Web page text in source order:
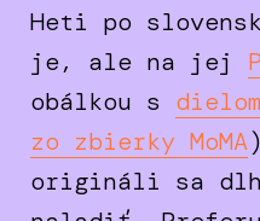
Heti po
je, ale na jej
obálkou s
zo zbierky MoMA
origináli sa